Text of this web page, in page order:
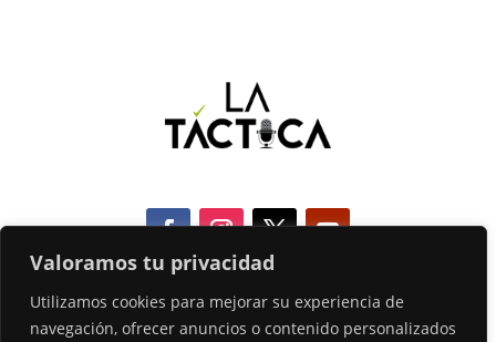
Valoramos tu privacidad
Utilizamos cookies para mejorar su experiencia de
navegación, ofrecer anuncios o contenido personalizados
COOKIES